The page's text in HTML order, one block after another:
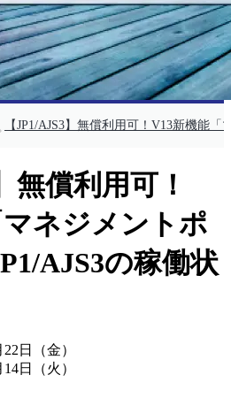
【JP1/AJS3】無償利用可！V13新機能
無償利用可！
ネジメントポ
AJS3の稼働状
日（金）
日（火）